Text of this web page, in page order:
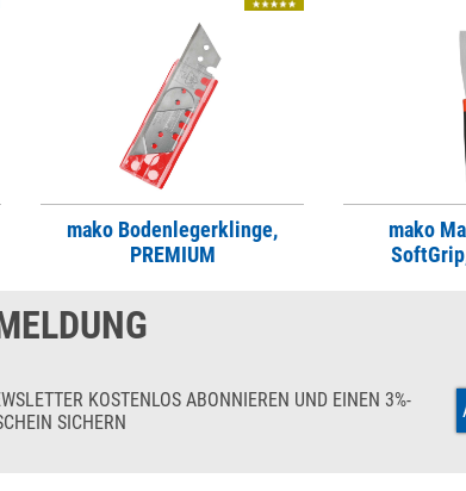
mako Bodenlegerklinge,
PREMIUM
mako
KOSTENLOS ABONNIEREN UND EINEN 3%-
SICHERN